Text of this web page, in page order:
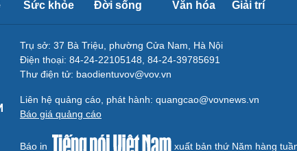
Sức khỏe Đời sống Văn hóa Giải trí
Trụ sở: 37 Bà Triệu, phường Cửa Nam, Hà Nội
Điện thoại: 84-24-22105148, 84-24-39785691
Thư điện tử: baodientuvov@vov.vn
Liên hệ quảng cáo, phát hành: quangcao@vovnews.vn
Báo giá quảng cáo
Báo in xuất bản thứ Năm hàng